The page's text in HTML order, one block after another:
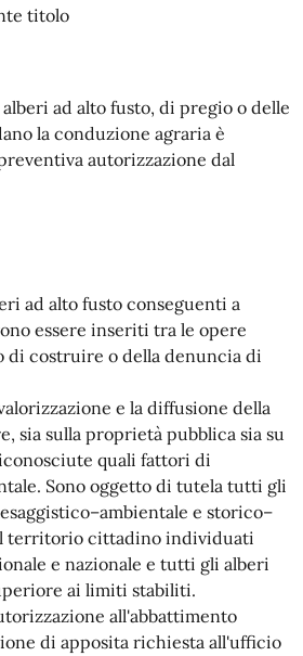
titolo
ad alto fusto, di pregio o delle
la conduzione agraria è
autorizzazione dal
ad alto fusto conseguenti a
essere inseriti tra le opere
di costruire o della denuncia di
e la diffusione della
sia sulla proprietà pubblica sia su
quali fattori di
Sono oggetto di tutela tutti gli
e storico–
territorio cittadino individuati
e nazionale e tutti gli alberi
ai limiti stabiliti.
all'abbattimento
di apposita richiesta all'ufficio